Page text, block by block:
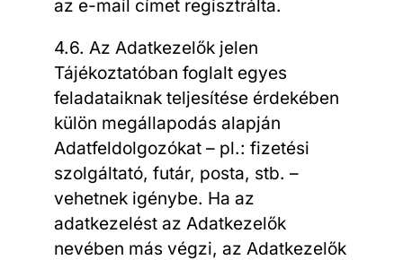
az e-mail címet regisztrálta.
4.6. Az Adatkezelők jelen
Tájékoztatóban foglalt egyes
feladataiknak teljesítése érdekében
külön megállapodás alapján
Adatfeldolgozókat – pl.: fizetési
szolgáltató, futár, posta, stb. –
vehetnek igénybe. Ha az
adatkezelést az Adatkezelők
nevében más végzi, az Adatkezelők